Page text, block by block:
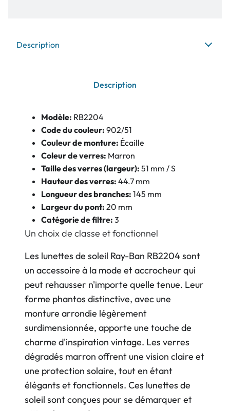
Description
Description
Modèle: RB2204
Code du couleur: 902/51
Couleur de monture: Écaille
Coleur de verres: Marron
Taille des verres (largeur): 51 mm / S
Hauteur des verres: 44.7 mm
Longueur des branches: 145 mm
Largeur du pont: 20 mm
Catégorie de filtre: 3
Un choix de classe et fonctionnel
Les lunettes de soleil Ray-Ban RB2204 sont
un accessoire à la mode et accrocheur qui
peut rehausser n'importe quelle tenue. Leur
forme phantos distinctive, avec une
monture arrondie légèrement
surdimensionnée, apporte une touche de
charme d'inspiration vintage. Les verres
dégradés marron offrent une vision claire et
une protection solaire, tout en étant
élégants et fonctionnels. Ces lunettes de
soleil sont conçues pour se démarquer et